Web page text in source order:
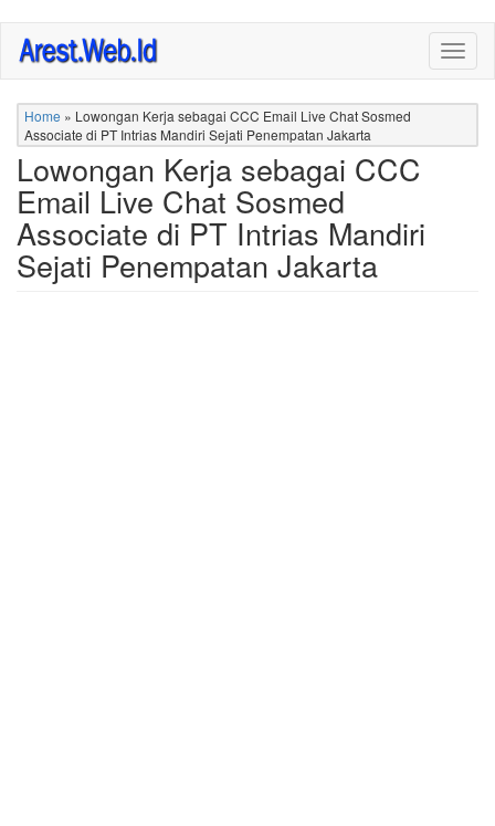
Skip
main
content
Home » Lowongan Kerja sebagai CCC Email Live Chat Sosmed
Associate di PT Intrias Mandiri Sejati Penempatan Jakarta
Lowongan Kerja sebagai CCC
Email Live Chat Sosmed
Associate di PT Intrias Mandiri
Sejati Penempatan Jakarta